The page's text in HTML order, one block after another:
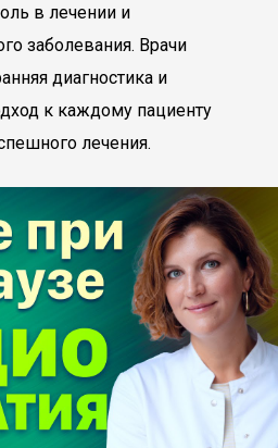
в лечении и
заболевания. Врачи
диагностика и
к каждому пациенту
лечения.